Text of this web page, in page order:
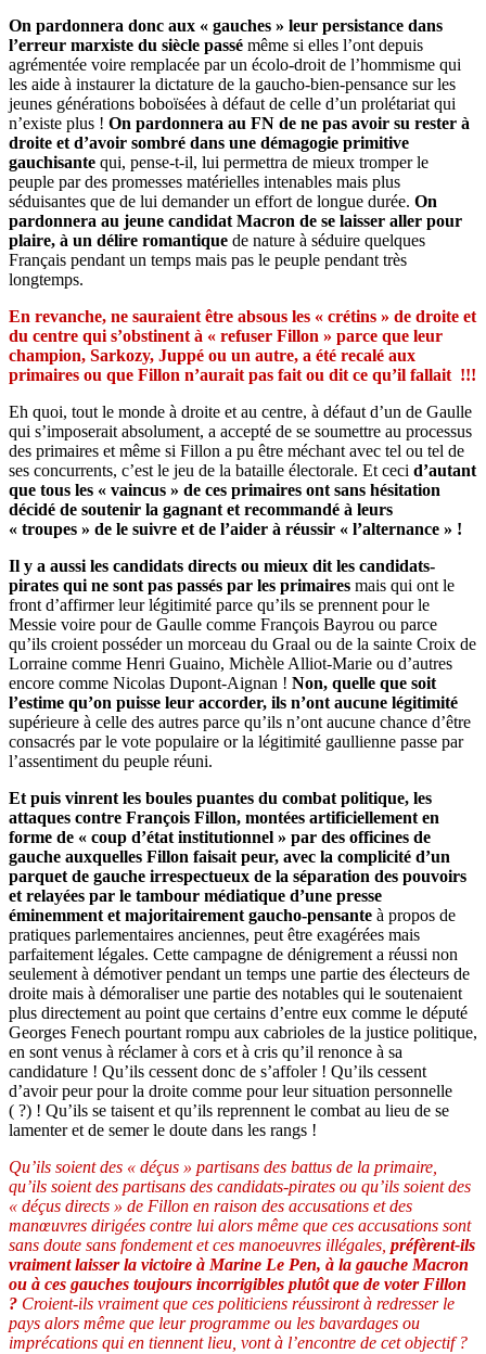
On pardonnera donc aux « gauches » leur persistance dans
l’erreur marxiste du siècle passé même si elles l’ont depuis
agrémentée voire remplacée par un écolo-droit de l’hommisme qui
les aide à instaurer la dictature de la gaucho-bien-pensance sur les
jeunes générations boboïsées à défaut de celle d’un prolétariat qui
n’existe plus ! On pardonnera au FN de ne pas avoir su rester à
droite et d’avoir sombré dans une démagogie primitive
gauchisante qui, pense-t-il, lui permettra de mieux tromper le
peuple par des promesses matérielles intenables mais plus
séduisantes que de lui demander un effort de longue durée. On
pardonnera au jeune candidat Macron de se laisser aller pour
plaire, à un délire romantique de nature à séduire quelques
Français pendant un temps mais pas le peuple pendant très
longtemps.
En revanche, ne sauraient être absous les « crétins » de droite et
du centre qui s’obstinent à « refuser Fillon » parce que leur
champion, Sarkozy, Juppé ou un autre, a été recalé aux
primaires ou que Fillon n’aurait pas fait ou dit ce qu’il fallait !!!
Eh quoi, tout le monde à droite et au centre, à défaut d’un de Gaulle
qui s’imposerait absolument, a accepté de se soumettre au processus
des primaires et même si Fillon a pu être méchant avec tel ou tel de
ses concurrents, c’est le jeu de la bataille électorale. Et ceci d’autant
que tous les « vaincus » de ces primaires ont sans hésitation
décidé de soutenir la gagnant et recommandé à leurs
« troupes » de le suivre et de l’aider à réussir « l’alternance » !
Il y a aussi les candidats directs ou mieux dit les candidats-
pirates qui ne sont pas passés par les primaires mais qui ont le
front d’affirmer leur légitimité parce qu’ils se prennent pour le
Messie voire pour de Gaulle comme François Bayrou ou parce
qu’ils croient posséder un morceau du Graal ou de la sainte Croix de
Lorraine comme Henri Guaino, Michèle Alliot-Marie ou d’autres
encore comme Nicolas Dupont-Aignan ! Non, quelle que soit
l’estime qu’on puisse leur accorder, ils n’ont aucune légitimité
supérieure à celle des autres parce qu’ils n’ont aucune chance d’être
consacrés par le vote populaire or la légitimité gaullienne passe par
l’assentiment du peuple réuni.
Et puis vinrent les boules puantes du combat politique, les
attaques contre François Fillon, montées artificiellement en
forme de « coup d’état institutionnel » par des officines de
gauche auxquelles Fillon faisait peur, avec la complicité d’un
parquet de gauche irrespectueux de la séparation des pouvoirs
et relayées par le tambour médiatique d’une presse
éminemment et majoritairement gaucho-pensante à propos de
pratiques parlementaires anciennes, peut être exagérées mais
parfaitement légales. Cette campagne de dénigrement a réussi non
seulement à démotiver pendant un temps une partie des électeurs de
droite mais à démoraliser une partie des notables qui le soutenaient
plus directement au point que certains d’entre eux comme le député
Georges Fenech pourtant rompu aux cabrioles de la justice politique,
en sont venus à réclamer à cors et à cris qu’il renonce à sa
candidature ! Qu’ils cessent donc de s’affoler ! Qu’ils cessent
d’avoir peur pour la droite comme pour leur situation personnelle
( ?) ! Qu’ils se taisent et qu’ils reprennent le combat au lieu de se
lamenter et de semer le doute dans les rangs !
Qu’ils soient des « déçus » partisans des battus de la primaire,
qu’ils soient des partisans des candidats-pirates ou qu’ils soient des
« déçus directs » de Fillon en raison des accusations et des
manœuvres dirigées contre lui alors même que ces accusations sont
sans doute sans fondement et ces manoeuvres illégales, préfèrent-ils
vraiment laisser la victoire à Marine Le Pen, à la gauche Macron
ou à ces gauches toujours incorrigibles plutôt que de voter Fillon
? Croient-ils vraiment que ces politiciens réussiront à redresser le
pays alors même que leur programme ou les bavardages ou
imprécations qui en tiennent lieu, vont à l’encontre de cet objectif ?